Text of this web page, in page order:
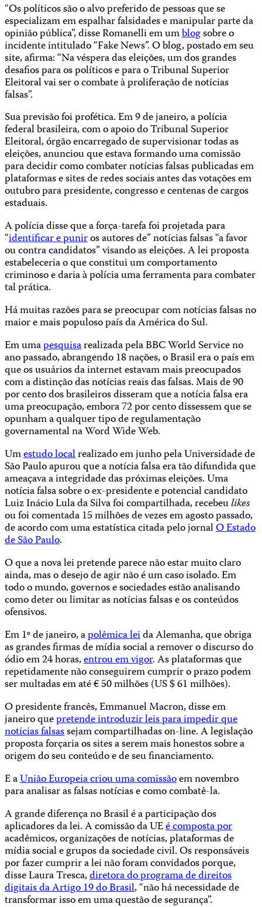
“Os políticos são o alvo preferido de pessoas que se
especializam em espalhar falsidades e manipular parte da
opinião pública”, disse Romanelli em umblogsobre o
incidente intitulado “Fake News”. O blog, postado em seu
site, afirma: “Na véspera das eleições, um dos grandes
desafios para os políticos e para o Tribunal Superior
Eleitoral vai ser o combate à proliferação de notícias
falsas”.
Sua previsão foi profética. Em 9 de janeiro, a polícia
federal brasileira, com o apoio do Tribunal Superior
Eleitoral, órgão encarregado de supervisionar todas as
eleições, anunciou que estava formando uma comissão
para decidir como combater notícias falsas publicadas em
plataformas e sites de redes sociais antes das votações em
outubro para presidente, congresso e centenas de cargos
estaduais.
A polícia disse que a força-tarefa foi projetada para
“identificar e puniros autores de” notícias falsas “a favor
ou contra candidatos” visando as eleições. A lei proposta
estabeleceria o que constitui um comportamento
criminoso e daria à polícia uma ferramenta para combater
tal prática.
Há muitas razões para se preocupar com notícias falsas no
maior e mais populoso país da América do Sul.
Em umapesquisarealizada pela BBC World Service no
ano passado, abrangendo 18 nações, o Brasil era o país em
que os usuários da internet estavam mais preocupados
com a distinção das notícias reais das falsas. Mais de 90
por cento dos brasileiros disseram que a notícia falsa era
uma preocupação, embora 72 por cento dissessem que se
opunham a qualquer tipo de regulamentação
governamental na Word Wide Web.
Umestudo localrealizado em junho pela Universidade de
São Paulo apurou que a notícia falsa era tão difundida que
ameaçava a integridade das próximas eleições. Uma
notícia falsa sobre o ex-presidente e potencial candidato
Luiz Inácio Lula da Silva foi compartilhada, recebeulikes
ou foi comentada 15 milhões de vezes em agosto passado,
de acordo com uma estatística citada pelo jornalO Estado
de São Paulo.
O que a nova lei pretende parece não estar muito claro
ainda, mas o desejo de agir não é um caso isolado. Em
todo o mundo, governos e sociedades estão analisando
como deter ou limitar as notícias falsas e os conteúdos
ofensivos.
Em 1º de janeiro, apolêmica leida Alemanha, que obriga
as grandes firmas de mídia social a remover o discurso do
ódio em 24 horas,entrou em vigor. As plataformas que
repetidamente não conseguirem cumprir o prazo podem
ser multadas em até € 50 milhões (US $ 61 milhões).
O presidente francês, Emmanuel Macron, disse em
janeiro quepretende introduzir leis para impedir que
notícias falsassejam compartilhadas on-line. A legislação
proposta forçaria os sites a serem mais honestos sobre a
origem do seu conteúdo e de seu financiamento.
E aUnião Europeia criou uma comissãoem novembro
para analisar as falsas notícias e como combatê-la.
A grande diferença no Brasil é a participação dos
aplicadores da lei. A comissão da UEé composta por
acadêmicos, organizações de notícias, plataformas de
mídia social e grupos da sociedade civil. Os responsáveis
por fazer cumprir a lei não foram convidados porque,
disse Laura Tresca,diretora do programa de direitos
digitais da Artigo 19 do Brasil, “não há necessidade de
transformar isso em uma questão de segurança”.